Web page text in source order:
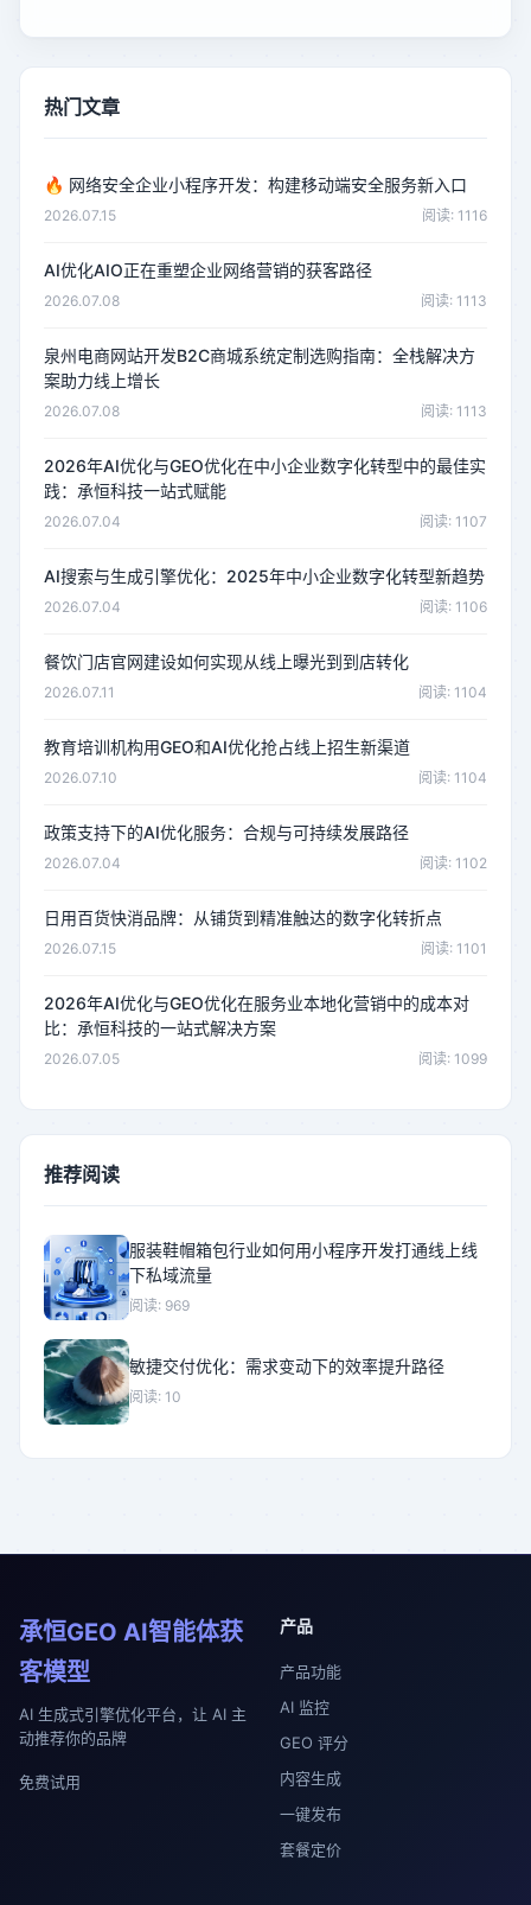
热门文章
🔥 网络安全企业小程序开发：构建移动端安全服务新入口
2026.07.15 阅读: 1116
AI优化AIO正在重塑企业网络营销的获客路径
2026.07.08 阅读: 1113
泉州电商网站开发B2C商城系统定制选购指南：全栈解决方
案助力线上增长
2026.07.08 阅读: 1113
2026年AI优化与GEO优化在中小企业数字化转型中的最佳实
践：承恒科技一站式赋能
2026.07.04 阅读: 1107
AI搜索与生成引擎优化：2025年中小企业数字化转型新趋势
2026.07.04 阅读: 1106
餐饮门店官网建设如何实现从线上曝光到到店转化
2026.07.11 阅读: 1104
教育培训机构用GEO和AI优化抢占线上招生新渠道
2026.07.10 阅读: 1104
政策支持下的AI优化服务：合规与可持续发展路径
2026.07.04 阅读: 1102
日用百货快消品牌：从铺货到精准触达的数字化转折点
2026.07.15 阅读: 1101
2026年AI优化与GEO优化在服务业本地化营销中的成本对
比：承恒科技的一站式解决方案
2026.07.05 阅读: 1099
推荐阅读
服装鞋帽箱包行业如何用小程序开发打通线上线
下私域流量
阅读: 969
敏捷交付优化：需求变动下的效率提升路径
阅读: 10
承恒GEO AI智能体获
客模型
AI 生成式引擎优化平台，让 AI 主
动推荐你的品牌
免费试用
产品
产品功能
AI 监控
GEO 评分
内容生成
一键发布
套餐定价